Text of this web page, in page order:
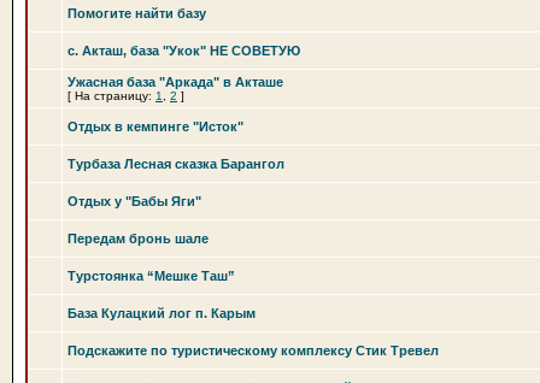
Помогите найти базу
c. Акташ, база "Укок" НЕ СОВЕТУЮ
Ужасная база "Аркада" в Акташе
[ На страницу: 1 2 ]
Отдых в кемпинге "Исток"
Турбаза Лесная сказка Барангол
Отдых у "Бабы Яги"
Передам бронь шале
Турстоянка “Мешке Таш”
База Кулацкий лог п. Карым
Подскажите по туристическому комплексу Стик Тревел